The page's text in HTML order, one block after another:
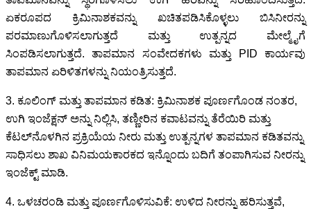
ಏಕರೂಪದ ಕ್ರಿಮಿನಾಶಕವನ್ನು ಖಚಿತಪಡಿಸಿಕೊಳ್ಳಲು ಬಿಸಿನೀರನ್ನು
ಪರಮಾಣುಗೊಳಿಸಲಾಗುತ್ತದೆ ಮತ್ತು ಉತ್ಪನ್ನದ ಮೇಲ್ಮೈಗೆ
ಸಿಂಪಡಿಸಲಾಗುತ್ತದೆ. ತಾಪಮಾನ ಸಂವೇದಕಗಳು ಮತ್ತು PID ಕಾರ್ಯವು
ತಾಪಮಾನ ಏರಿಳಿತಗಳನ್ನು ನಿಯಂತ್ರಿಸುತ್ತದೆ.
3. ಕೂಲಿಂಗ್ ಮತ್ತು ತಾಪಮಾನ ಕಡಿತ: ಕ್ರಿಮಿನಾಶಕ ಪೂರ್ಣಗೊಂಡ ನಂತರ,
ಉಗಿ ಇಂಜೆಕ್ಷನ್ ಅನ್ನು ನಿಲ್ಲಿಸಿ, ತಣ್ಣೀರಿನ ಕವಾಟವನ್ನು ತೆರೆಯಿರಿ ಮತ್ತು
ಕೆಟಲ್‌ನೊಳಗಿನ ಪ್ರಕ್ರಿಯೆಯ ನೀರು ಮತ್ತು ಉತ್ಪನ್ನಗಳ ತಾಪಮಾನ ಕಡಿತವನ್ನು
ಸಾಧಿಸಲು ಶಾಖ ವಿನಿಮಯಕಾರಕದ ಇನ್ನೊಂದು ಬದಿಗೆ ತಂಪಾಗಿಸುವ ನೀರನ್ನು
ಇಂಜೆಕ್ಟ್ ಮಾಡಿ.
4. ಒಳಚರಂಡಿ ಮತ್ತು ಪೂರ್ಣಗೊಳಿಸುವಿಕೆ: ಉಳಿದ ನೀರನ್ನು ಹರಿಸುತ್ತವೆ,